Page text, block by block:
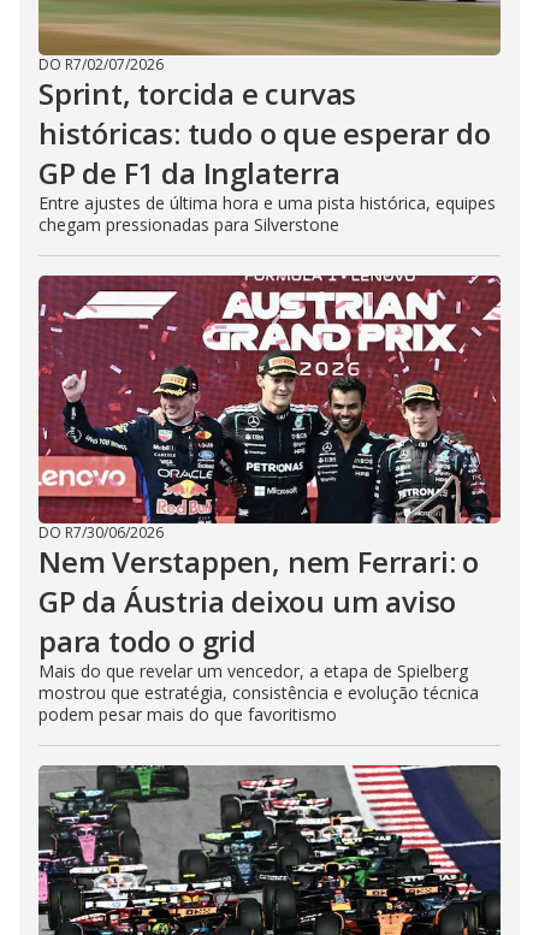
DO R7/02/07/2026
Sprint, torcida e curvas
históricas: tudo o que esperar do
GP de F1 da Inglaterra
Entre ajustes de última hora e uma pista histórica, equipes
chegam pressionadas para Silverstone
DO R7/30/06/2026
Nem Verstappen, nem Ferrari: o
GP da Áustria deixou um aviso
para todo o grid
Mais do que revelar um vencedor, a etapa de Spielberg
mostrou que estratégia, consistência e evolução técnica
podem pesar mais do que favoritismo